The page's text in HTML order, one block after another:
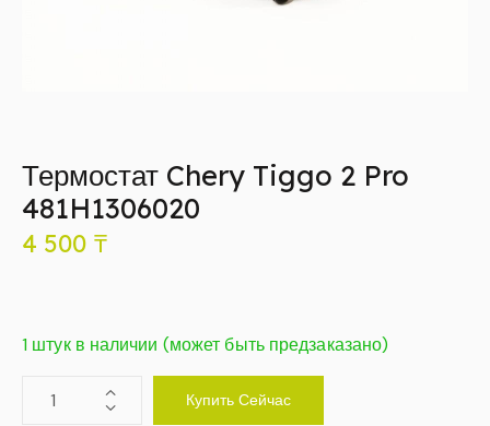
Термостат Chery Tiggo 2 Pro
481H1306020
4 500 ₸
1 штук в наличии (может быть предзаказано)
Купить Сейчас